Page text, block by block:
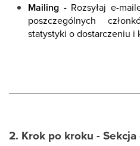
Mailing - Rozsyłaj e-
poszczególnych
statystyki o dostarczeniu i
2. Krok po kroku - Sekcja